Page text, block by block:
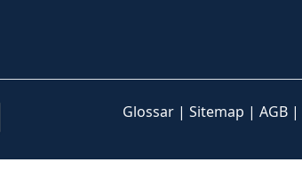
Glossar | Sitemap | AGB |